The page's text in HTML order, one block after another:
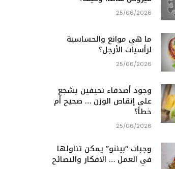
25/06/2026
ما هي موانع والحساسية
لرأسيات الأرجل؟
25/06/2026
وجود أصدقاء نحيفين يشجع
على إنقاص الوزن … صحيح أم
خطأ؟
25/06/2026
وجبات “بينتو” يمكن تناولها
في العمل … الافكار والنصائح